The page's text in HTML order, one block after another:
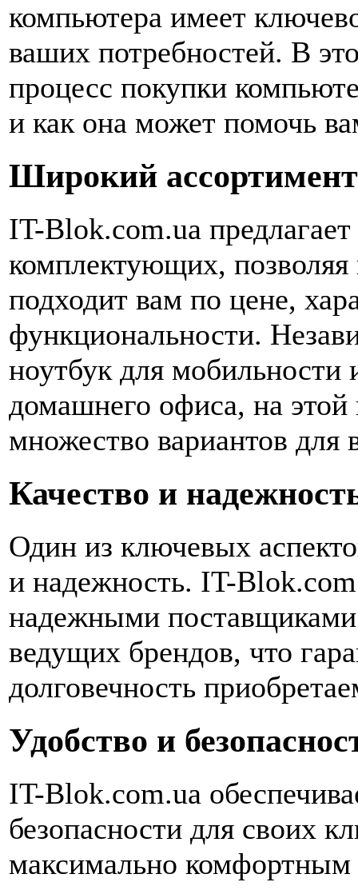
компьютера имеет
ваших потребностей. В
процесс покупки
и как она может помочь
Широкий
IT-Blok.com.ua
комплектующих,
подходит вам по цене,
функциональности.
ноутбук для
домашнего офиса, на
множество вариантов для
Качество и
Один из ключевых
и надежность. IT-
надежными поставщиками
ведущих брендов, что
долговечность
Удобство и
IT-Blok.com.ua
безопасности для своих
максимально